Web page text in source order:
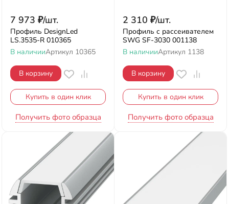
7 973 ₽/шт.
Профиль DesignLed
LS.3535-R 010365
В наличииАртикул 10365
В корзину
Купить в один клик
Получить фото образца
2 310 ₽/шт.
Профиль с рассеивателем
SWG SF-3030 001138
В наличииАртикул 1138
В корзину
Купить в один клик
Получить фото образца